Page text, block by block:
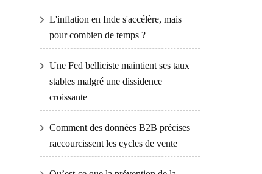
L'inflation en Inde s'accélère, mais
pour combien de temps ?
Une Fed belliciste maintient ses taux
stables malgré une dissidence
croissante
Comment des données B2B précises
raccourcissent les cycles de vente